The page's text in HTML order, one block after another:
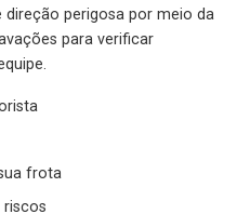
perigosa por meio da
para verificar
frota